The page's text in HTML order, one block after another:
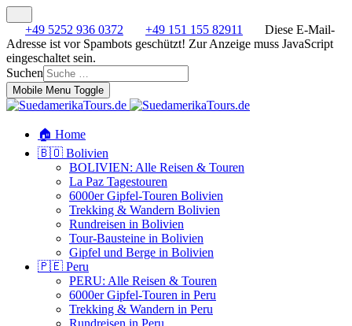
+49 5252 936 0372 +49 151 155 82911
Diese E-Mail-
Adresse ist vor Spambots geschützt! Zur Anzeige muss JavaScript
eingeschaltet sein.
Suchen
Mobile Menu Toggle
🏠 Home
🇧🇴 Bolivien
BOLIVIEN: Alle Reisen & Touren
La Paz Tagestouren
6000er Gipfel-Touren Bolivien
Trekking & Wandern Bolivien
Rundreisen in Bolivien
Tour-Bausteine in Bolivien
Gipfel und Berge in Bolivien
🇵🇪 Peru
PERU: Alle Reisen & Touren
6000er Gipfel-Touren in Peru
Trekking & Wandern in Peru
Rundreisen in Peru